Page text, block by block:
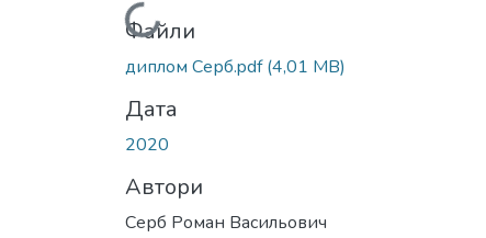
Вантажиться...
Файли
диплом Серб.pdf(4,01 MB)
Дата
2020
Автори
Серб Роман Васильович